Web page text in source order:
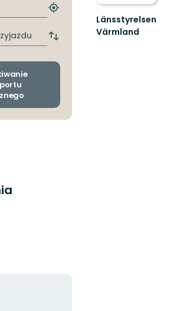
Znajdź
przystanek
Zmiana
odjazdu
Länsstyrelsen
Värmland